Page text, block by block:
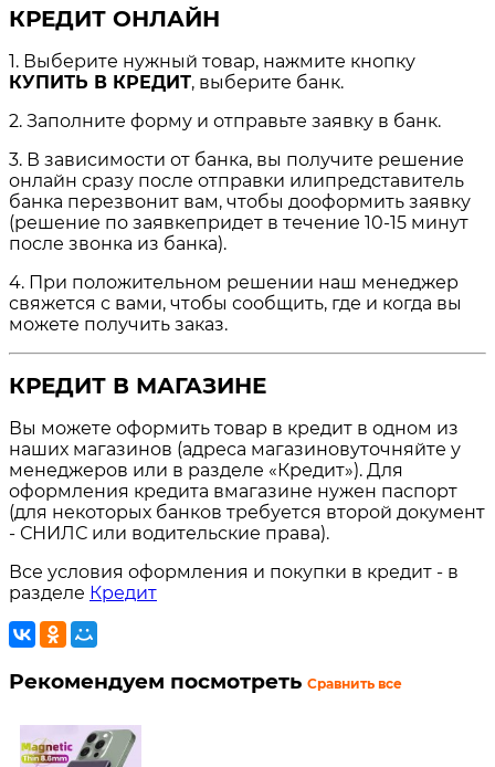
КРЕДИТ ОНЛАЙН
1. Выберите нужный товар, нажмите кнопку
КУПИТЬ В КРЕДИТ, выберите банк.
2. Заполните форму и отправьте заявку в банк.
3. В зависимости от банка, вы получите решение
онлайн сразу после отправки илипредставитель
банка перезвонит вам, чтобы дооформить заявку
(решение по заявкепридет в течение 10-15 минут
после звонка из банка).
4. При положительном решении наш менеджер
свяжется с вами, чтобы сообщить, где и когда вы
можете получить заказ.
КРЕДИТ В МАГАЗИНЕ
Вы можете оформить товар в кредит в одном из
наших магазинов (адреса магазиновуточняйте у
менеджеров или в разделе «Кредит»). Для
оформления кредита вмагазине нужен паспорт
(для некоторых банков требуется второй документ
- СНИЛС или водительские права).
Все условия оформления и покупки в кредит - в
разделе Кредит
Рекомендуем посмотреть Сравнить все